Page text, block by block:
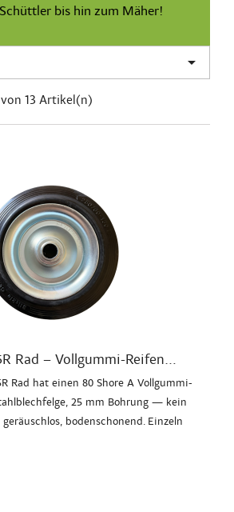
bis hin zum Mäher!

13 Artikel(n)
Rad – Vollgummi-Reifen...
Rad hat einen 80 Shore A Vollgummi-
25 mm Bohrung — kein
bodenschonend. Einzeln